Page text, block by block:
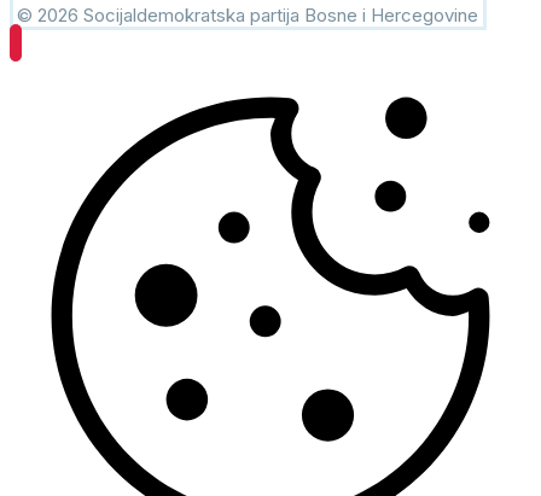
© 2026 Socijaldemokratska partija Bosne i Hercegovine